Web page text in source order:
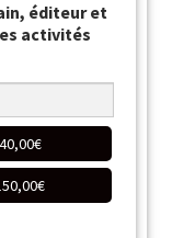
éditeur et
activités
40,00€
€